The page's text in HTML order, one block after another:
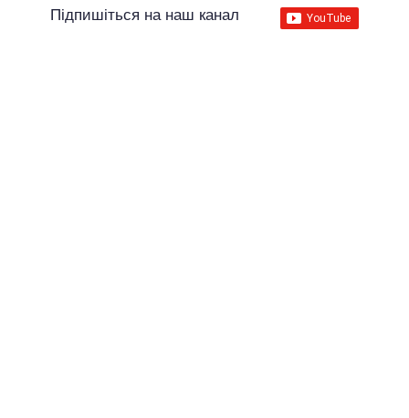
Підпишіться на наш канал